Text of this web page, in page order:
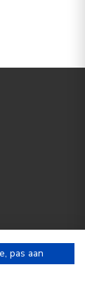
pas aan